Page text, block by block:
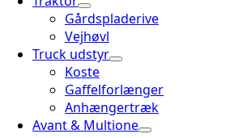
Gårdspladerive
Vejhøvl
Truck udstyr
Koste
Gaffelforlænger
Anhængertræk
Avant & Multione